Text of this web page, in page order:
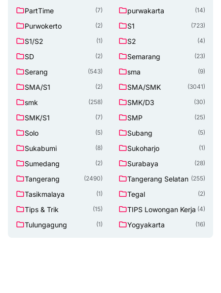
PartTime (7) purwakarta (14)
Purwokerto (2) S1 (723)
S1/S2 (1) S2 (4)
SD (2) Semarang (23)
Serang (543) sma (9)
SMA/S1 (2) SMA/SMK (3041)
smk (258) SMK/D3 (30)
SMK/S1 (7) SMP (25)
Solo (5) Subang (5)
Sukabumi (8) Sukoharjo (1)
Sumedang (2) Surabaya (28)
Tangerang (2490) Tangerang Selatan (255)
Tasikmalaya (1) Tegal (2)
Tips & Trik (15) TIPS Lowongan Kerja (4)
Tulungagung (1) Yogyakarta (16)